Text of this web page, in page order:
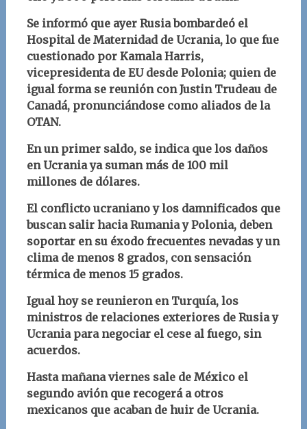
Se informó que ayer Rusia bombardeó el
Hospital de Maternidad de Ucrania, lo que fue
cuestionado por Kamala Harris,
vicepresidenta de EU desde Polonia; quien de
igual forma se reunión con Justin Trudeau de
Canadá, pronunciándose como aliados de la
OTAN.
En un primer saldo, se indica que los daños
en Ucrania ya suman más de 100 mil
millones de dólares.
El conflicto ucraniano y los damnificados que
buscan salir hacia Rumania y Polonia, deben
soportar en su éxodo frecuentes nevadas y un
clima de menos 8 grados, con sensación
térmica de menos 15 grados.
Igual hoy se reunieron en Turquía, los
ministros de relaciones exteriores de Rusia y
Ucrania para negociar el cese al fuego, sin
acuerdos.
Hasta mañana viernes sale de México el
segundo avión que recogerá a otros
mexicanos que acaban de huir de Ucrania.